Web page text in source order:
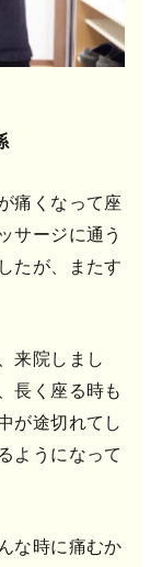
痛くなって座
サージに通う
たが、またす
来院しまし
長く座る時も
が途切れてし
ようになって
な時に痛むか